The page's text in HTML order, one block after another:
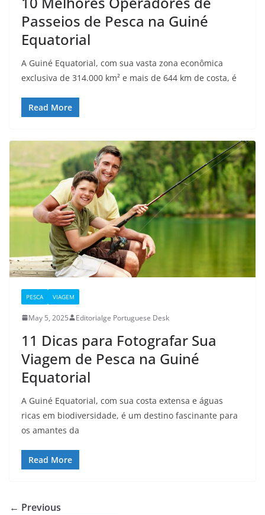
Passeios de Pesca na Guiné
Equatorial
A Guiné Equatorial, com sua vasta zona econômica
exclusiva de 314.000 km² e mais de 644 km de costa, é
Read More
PESCA VIAGEM
May 5, 2025 Editorialge Portuguese Desk
11 Dicas para Fotografar Sua
Viagem de Pesca na Guiné
Equatorial
A Guiné Equatorial, com sua costa extensa e águas
ricas em biodiversidade, é um destino fascinante para
os amantes da
Read More
← Previous